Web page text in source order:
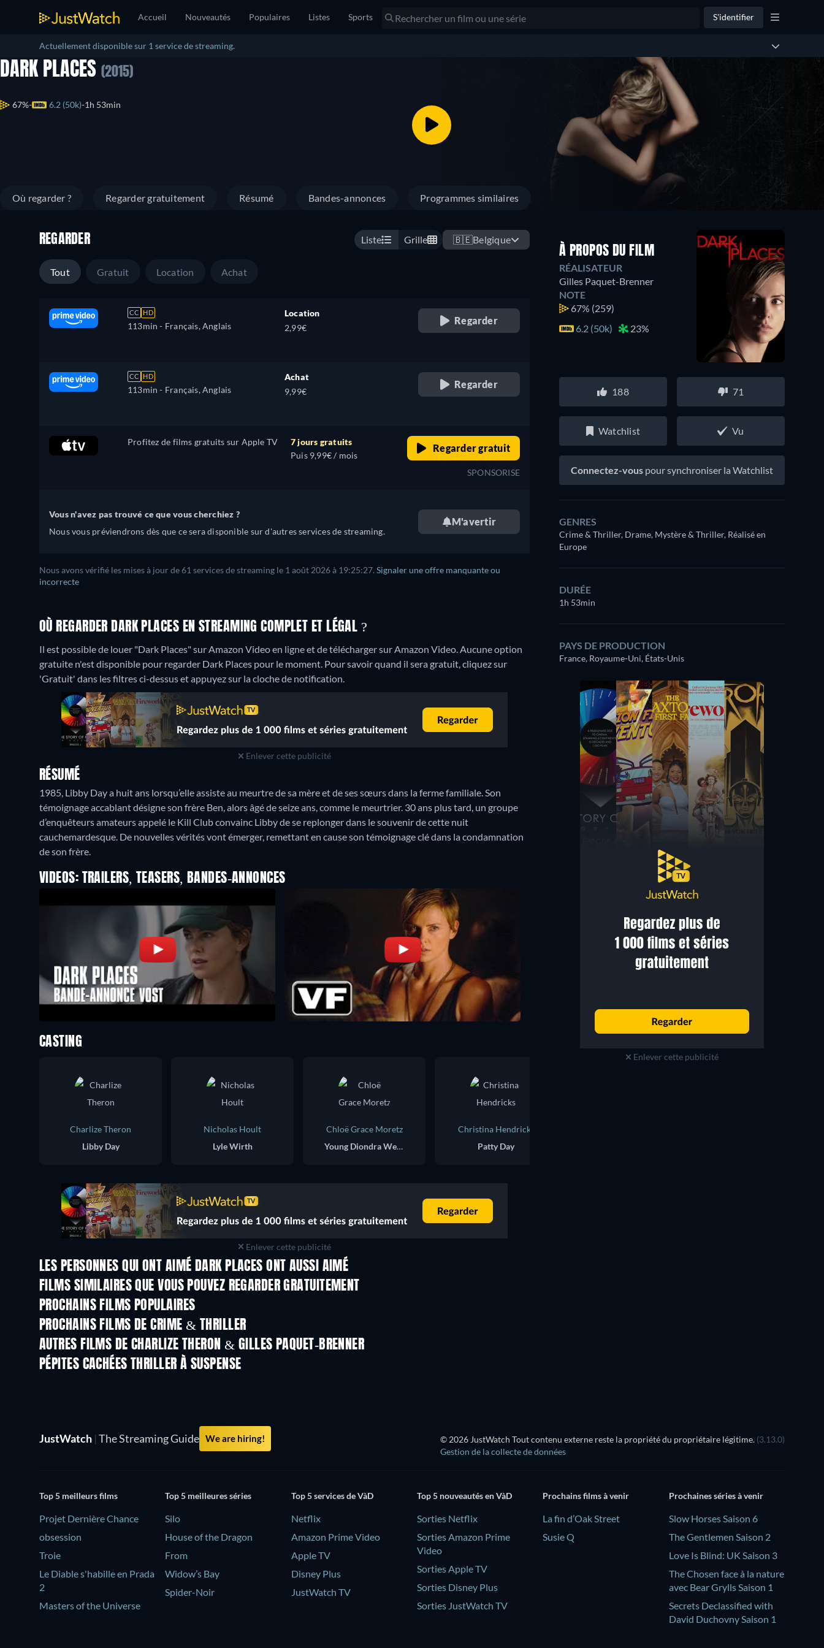
Accueil Nouveautés Populaires Listes Sports S'identifier
Actuellement disponible sur 1 service de streaming.
DARK PLACES (2015)
67% 6.2 (50k) 1h 53min
Où regarder ? Regarder gratuitement Résumé Bandes-annonces Programmes similaires
REGARDER Liste Grille 🇧🇪Belgique
Tout Gratuit Location Achat
CC HD
113min - Français, Anglais
Location
2,99€
Regarder
CC HD
113min - Français, Anglais
Achat
9,99€
Regarder
Profitez de films gratuits sur Apple TV
7 jours gratuits
Puis 9,99€ / mois
Regarder gratuit
SPONSORISE
Vous n'avez pas trouvé ce que vous cherchiez ?
Nous vous préviendrons dès que ce sera disponible sur d'autres services de streaming.
M'avertir
Nous avons vérifié les mises à jour de 61 services de streaming le 1 août 2026 à 19:25:27. Signaler une offre manquante ou
incorrecte
OÙ REGARDER DARK PLACES EN STREAMING COMPLET ET LÉGAL ?
Il est possible de louer "Dark Places" sur Amazon Video en ligne et de télécharger sur Amazon Video.Aucune option
gratuite n'est disponible pour regarder Dark Places pour le moment. Pour savoir quand il sera gratuit, cliquez sur
'Gratuit' dans les filtres ci-dessus et appuyez sur la cloche de notification.
Enlever cette publicité
RÉSUMÉ
1985, Libby Day a huit ans lorsqu’elle assiste au meurtre de sa mère et de ses sœurs dans la ferme familiale. Son
témoignage accablant désigne son frère Ben, alors âgé de seize ans, comme le meurtrier. 30 ans plus tard, un groupe
d’enquêteurs amateurs appelé le Kill Club convainc Libby de se replonger dans le souvenir de cette nuit
cauchemardesque. De nouvelles vérités vont émerger, remettant en cause son témoignage clé dans la condamnation
de son frère.
VIDEOS: TRAILERS, TEASERS, BANDES-ANNONCES
À PROPOS DU FILM
RÉALISATEUR
Gilles Paquet-Brenner
NOTE
67% (259)
6.2 (50k)
23%
188 71
Watchlist Vu
Connectez-vous pour synchroniser la Watchlist
GENRES
Crime & Thriller, Drame, Mystère & Thriller, Réalisé en
Europe
DURÉE
1h 53min
PAYS DE PRODUCTION
France, Royaume-Uni, États-Unis
Enlever cette publicité
CASTING
Charlize Theron
Libby Day
Nicholas Hoult
Lyle Wirth
Chloë Grace Moretz
Young Diondra Wertzner
Christina Hendricks
Patty Day
Enlever cette publicité
LES PERSONNES QUI ONT AIMÉ DARK PLACES ONT AUSSI AIMÉ
FILMS SIMILAIRES QUE VOUS POUVEZ REGARDER GRATUITEMENT
PROCHAINS FILMS POPULAIRES
PROCHAINS FILMS DE CRIME & THRILLER
AUTRES FILMS DE CHARLIZE THERON & GILLES PAQUET-BRENNER
PÉPITES CACHÉES THRILLER À SUSPENSE
JustWatch | The Streaming Guide We are hiring! © 2026 JustWatch Tout contenu externe reste la propriété du propriétaire légitime. (3.13.0)
Gestion de la collecte de données
Top 5 meilleurs films
Projet Dernière Chance
obsession
Troie
Le Diable s'habille en Prada
2
Masters of the Universe
Top 5 meilleures séries
Silo
House of the Dragon
From
Widow’s Bay
Spider-Noir
Top 5 services de VàD
Netflix
Amazon Prime Video
Apple TV
Disney Plus
JustWatch TV
Top 5 nouveautés en VàD
Sorties Netflix
Sorties Amazon Prime
Video
Sorties Apple TV
Sorties Disney Plus
Sorties JustWatch TV
Prochains films à venir
La fin d’Oak Street
Susie Q
Prochaines séries à venir
Slow Horses Saison 6
The Gentlemen Saison 2
Love Is Blind: UK Saison 3
The Chosen face à la nature
avec Bear Grylls Saison 1
Secrets Declassified with
David Duchovny Saison 1